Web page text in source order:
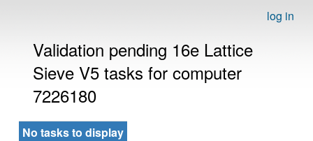
log in
Validation pending 16e Lattice
Sieve V5 tasks for computer
7226180
No tasks to display